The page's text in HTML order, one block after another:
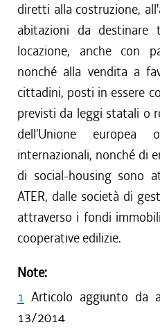
diretti alla costruzione,
abitazioni da destinare
locazione, anche con
nonché alla vendita a
cittadini, posti in essere
previsti da leggi statali o
dell'Unione
internazionali, nonché di
di social-housing sono
ATER, dalle società di
attraverso i fondi
cooperative edilizie.
Note:
1 Articolo aggiunto da
13/2014